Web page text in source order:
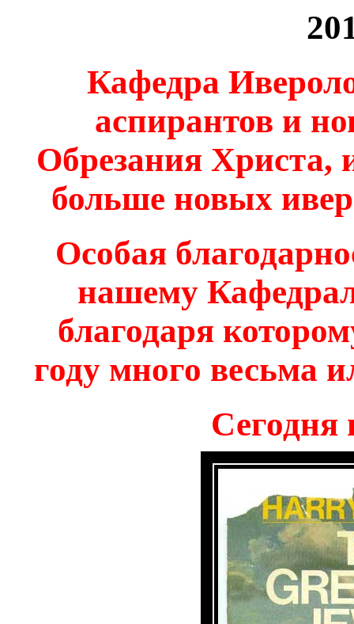
Кафедра
аспирантов и
Обрезания Христа,
больше новых
Особая
нашему
благодаря
году много весьма
Сегодня